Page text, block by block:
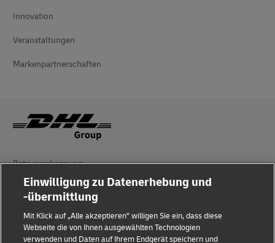
Innovation
Veranstaltungen
Markenpartnerschaften
Betrugserkennung
Rechtliche Hinweise
Nutzungsbedingungen
Datenschutzhinweis
Einwilligung zu Datenerhebung und
-übermittlung
Mit Klick auf „Alle akzeptieren” willigen Sie ein, dass diese
Webseite die von Ihnen ausgewählten Technologien
verwenden und Daten auf Ihrem Endgerät speichern und